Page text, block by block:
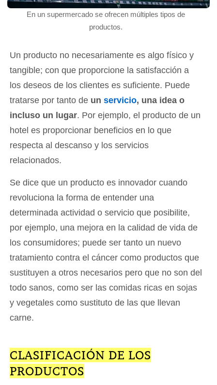
En un supermercado se ofrecen múltiples tipos de
productos.
Un producto no necesariamente es algo físico y
tangible; con que proporcione la satisfacción a
los deseos de los clientes es suficiente. Puede
tratarse por tanto de un servicio, una idea o
incluso un lugar. Por ejemplo, el producto de un
hotel es proporcionar beneficios en lo que
respecta al descanso y los servicios
relacionados.
Se dice que un producto es innovador cuando
revoluciona la forma de entender una
determinada actividad o servicio que posibilite,
por ejemplo, una mejora en la calidad de vida de
los consumidores; puede ser tanto un nuevo
tratamiento contra el cáncer como productos que
sustituyen a otros necesarios pero que no son del
todo sanos, como ser las comidas ricas en sojas
y vegetales como sustituto de las que llevan
carne.
CLASIFICACIÓN DE LOS
PRODUCTOS